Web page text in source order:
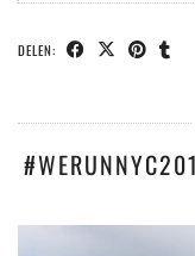
DELEN: